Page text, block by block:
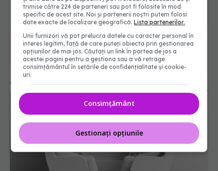
URMĂRITORI 6560
ABONAȚI
365
URMĂRITORI
1401
URMĂRITORI
ARTICOLE SIMILARE
trimise către 224 de parteneri sau pot fi folosite în mod
specific de acest site. Noi și partenerii noștri putem folosi
date exacte de localizare geografică.Lista partenerilor.
Unii furnizori vă pot prelucra datele cu caracter personal în
interes legitim, față de care puteți obiecta prin gestionarea
opțiunilor de mai jos. Căutați un link în partea de jos a
acestei pagini pentru a gestiona sau a vă retrage
consimțământul în setările de confidențialitate și cookie-
uri.
Consimțământ
Gestionați opțiunile